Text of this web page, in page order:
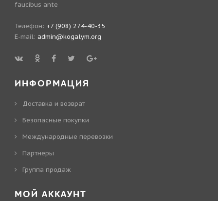
faucibus ante
Телефон: +7 (908) 274-40-35
E-mail: admin@kogalym.org
ИНФОРМАЦИЯ
Доставка и возврат
Безопасные покупки
Международные перевозки
Партнеры
Группа продаж
МОЙ АККАУНТ